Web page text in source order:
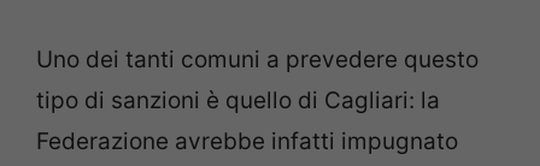
Uno dei tanti comuni a prevedere questo
tipo di sanzioni è quello di Cagliari: la
Federazione avrebbe infatti impugnato